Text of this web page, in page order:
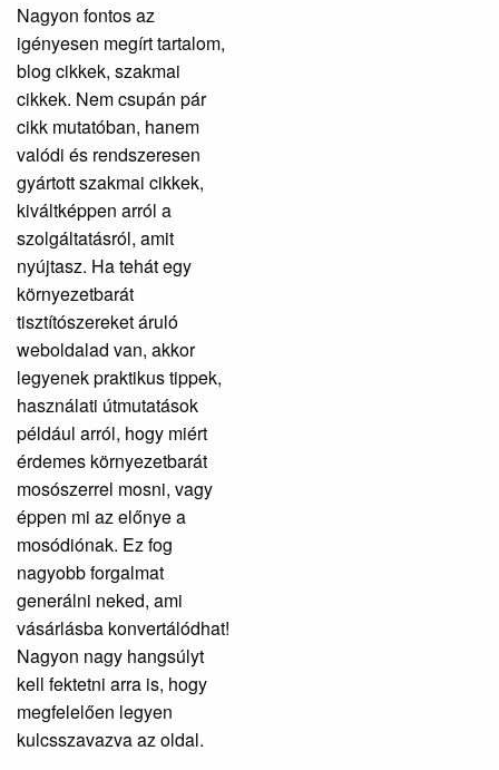
Nagyon fontos az
igényesen megírt tartalom,
blog cikkek, szakmai
cikkek. Nem csupán pár
cikk mutatóban, hanem
valódi és rendszeresen
gyártott szakmai cikkek,
kiváltképpen arról a
szolgáltatásról, amit
nyújtasz. Ha tehát egy
környezetbarát
tisztítószereket áruló
weboldalad van, akkor
legyenek praktikus tippek,
használati útmutatások
például arról, hogy miért
érdemes környezetbarát
mosószerrel mosni, vagy
éppen mi az előnye a
mosódiónak. Ez fog
nagyobb forgalmat
generálni neked, ami
vásárlásba konvertálódhat!
Nagyon nagy hangsúlyt
kell fektetni arra is, hogy
megfelelően legyen
kulcsszavazva az oldal.